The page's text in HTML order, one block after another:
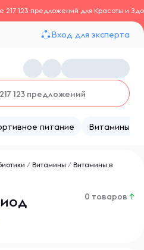
217 123 предложений для Красоты и
Вход для эксперта
питание Витамины
/ Витамины / Витамины в
0 товаров ↑